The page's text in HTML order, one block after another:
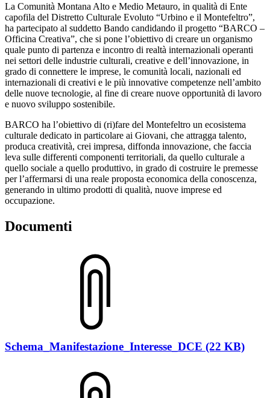
La Comunità Montana Alto e Medio Metauro, in qualità di Ente
capofila del Distretto Culturale Evoluto “Urbino e il Montefeltro”,
ha partecipato al suddetto Bando candidando il progetto “BARCO –
Officina Creativa”, che si pone l’obiettivo di creare un organismo
quale punto di partenza e incontro di realtà internazionali operanti
nei settori delle industrie culturali, creative e dell’innovazione, in
grado di connettere le imprese, le comunità locali, nazionali ed
internazionali di creativi e le più innovative competenze nell’ambito
delle nuove tecnologie, al fine di creare nuove opportunità di lavoro
e nuovo sviluppo sostenibile.
BARCO ha l’obiettivo di (ri)fare del Montefeltro un ecosistema
culturale dedicato in particolare ai Giovani, che attragga talento,
produca creatività, crei impresa, diffonda innovazione, che faccia
leva sulle differenti componenti territoriali, da quello culturale a
quello sociale a quello produttivo, in grado di costruire le premesse
per l’affermarsi di una reale proposta economica della conoscenza,
generando in ultimo prodotti di qualità, nuove imprese ed
occupazione.
Documenti
Schema_Manifestazione_Interesse_DCE (22 KB)